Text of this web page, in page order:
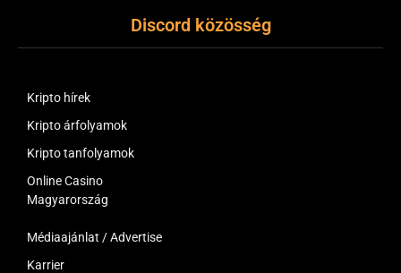
Discord közösség
Kripto hírek
Kripto árfolyamok
Kripto tanfolyamok
Online Casino
Magyarország
Médiaajánlat / Advertise
Karrier